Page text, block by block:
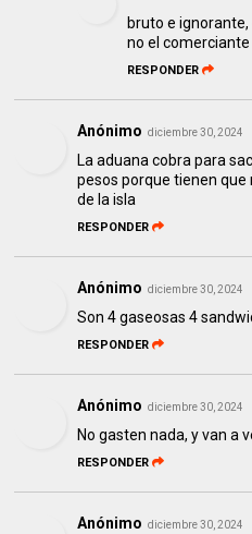
bruto e
no el comerciante
RESPONDER
Anónimo diciembre 30, 2024
La aduana cobra para
pesos porque tienen
de la isla
RESPONDER
Anónimo diciembre 30, 2024
Son 4 gaseosas 4
RESPONDER
Anónimo diciembre 30, 2024
No gasten nada, y van a
RESPONDER
Anónimo diciembre 30, 2024